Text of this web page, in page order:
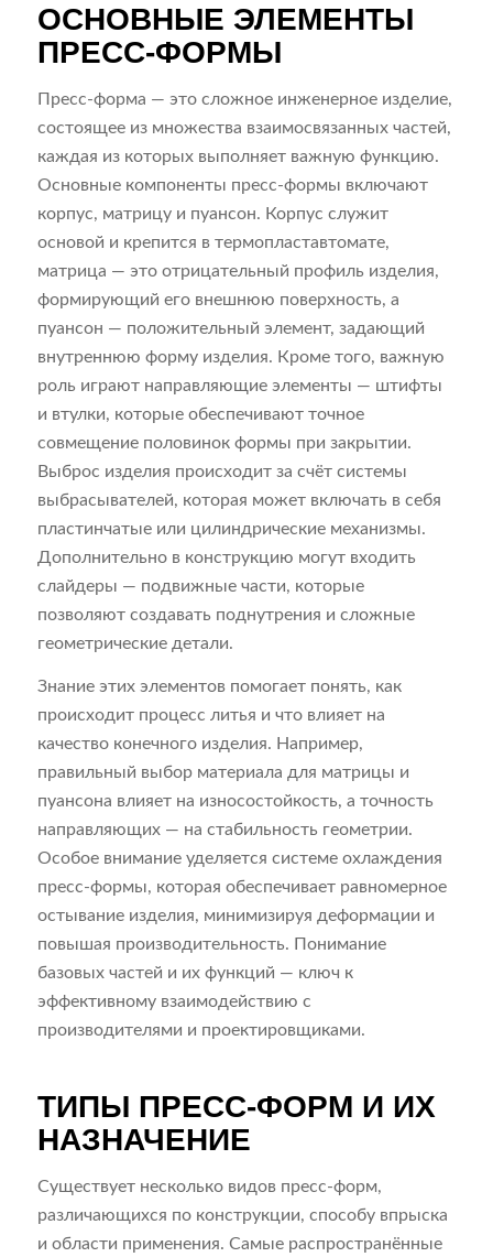
ОСНОВНЫЕ ЭЛЕМЕНТЫ
ПРЕСС-ФОРМЫ
Пресс-форма — это сложное инженерное изделие,
состоящее из множества взаимосвязанных частей,
каждая из которых выполняет важную функцию.
Основные компоненты пресс-формы включают
корпус, матрицу и пуансон. Корпус служит
основой и крепится в термопластавтомате,
матрица — это отрицательный профиль изделия,
формирующий его внешнюю поверхность, а
пуансон — положительный элемент, задающий
внутреннюю форму изделия. Кроме того, важную
роль играют направляющие элементы — штифты
и втулки, которые обеспечивают точное
совмещение половинок формы при закрытии.
Выброс изделия происходит за счёт системы
выбрасывателей, которая может включать в себя
пластинчатые или цилиндрические механизмы.
Дополнительно в конструкцию могут входить
слайдеры — подвижные части, которые
позволяют создавать поднутрения и сложные
геометрические детали.
Знание этих элементов помогает понять, как
происходит процесс литья и что влияет на
качество конечного изделия. Например,
правильный выбор материала для матрицы и
пуансона влияет на износостойкость, а точность
направляющих — на стабильность геометрии.
Особое внимание уделяется системе охлаждения
пресс-формы, которая обеспечивает равномерное
остывание изделия, минимизируя деформации и
повышая производительность. Понимание
базовых частей и их функций — ключ к
эффективному взаимодействию с
производителями и проектировщиками.
ТИПЫ ПРЕСС-ФОРМ И ИХ
НАЗНАЧЕНИЕ
Существует несколько видов пресс-форм,
различающихся по конструкции, способу впрыска
и области применения. Самые распространённые